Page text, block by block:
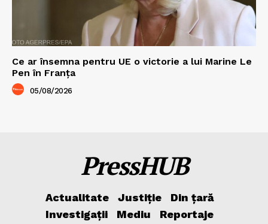
Ce ar însemna pentru UE o victorie a lui Marine Le
Pen în Franța
05/08/2026
PressHUB
Actualitate Justiție
Din țară
Investigații
Mediu
Reportaje